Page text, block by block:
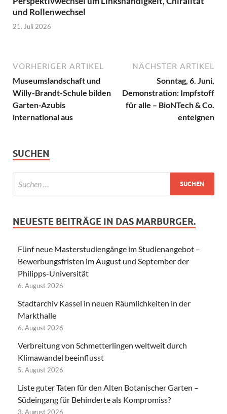
und Rollenwechsel
21. Juli 2026
VORHERIGER ARTIKEL
Museumslandschaft und
Willy-Brandt-Schule bilden
Garten-Azubis
international aus
NÄCHSTER ARTIKEL
Sonntag, 6. Juni,
Demonstration: Impfstoff
für alle – BioNTech & Co.
enteignen
SUCHEN
NEUESTE BEITRÄGE IN DAS MARBURGER.
Fünf neue Masterstudiengänge im Studienangebot –
Bewerbungsfristen im August und September der
Philipps-Universität
6. August 2026
Stadtarchiv Kassel in neuen Räumlichkeiten in der
Markthalle
6. August 2026
Verbreitung von Schmetterlingen weltweit durch
Klimawandel beeinflusst
5. August 2026
Liste guter Taten für den Alten Botanischer Garten –
Südeingang für Behinderte als Kompromiss?
3. August 2026